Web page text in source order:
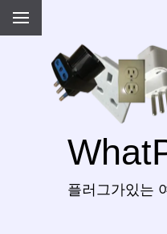
플러그가있는